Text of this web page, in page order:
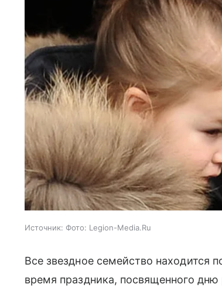
Источник: Фото: Legion-Media.Ru
Все звездное семейство находится
время праздника, посвященного